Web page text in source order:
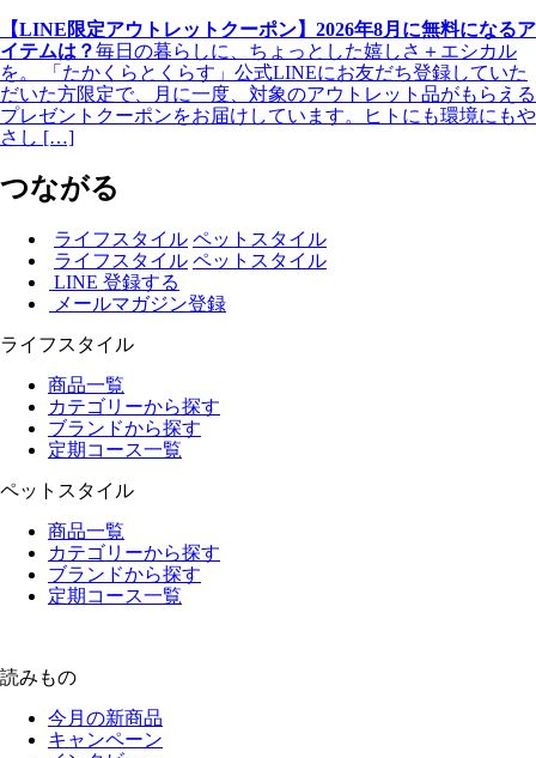
【LINE限定アウトレットクーポン】2026年8月に無料になるア
イテムは？毎日の暮らしに、ちょっとした嬉しさ＋エシカル
を。 「たかくらとくらす」公式LINEにお友だち登録していた
だいた方限定で、月に一度、対象のアウトレット品がもらえる
プレゼントクーポンをお届けしています。ヒトにも環境にもや
さし […]
つながる
ライフスタイル ペットスタイル
ライフスタイル ペットスタイル
LINE 登録する
メールマガジン登録
ライフスタイル
商品一覧
カテゴリーから探す
ブランドから探す
定期コース一覧
ペットスタイル
商品一覧
カテゴリーから探す
ブランドから探す
定期コース一覧
読みもの
今月の新商品
キャンペーン